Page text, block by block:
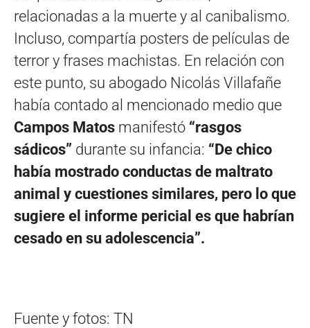
relacionadas a la muerte y al canibalismo.
Incluso, compartía posters de películas de
terror y frases machistas. En relación con
este punto, su abogado Nicolás Villafañe
había contado al mencionado medio que
Campos Matos manifestó “rasgos
sádicos” durante su infancia: “De chico
había mostrado conductas de maltrato
animal y cuestiones similares, pero lo que
sugiere el informe pericial es que habrían
cesado en su adolescencia”.
Fuente y fotos: TN